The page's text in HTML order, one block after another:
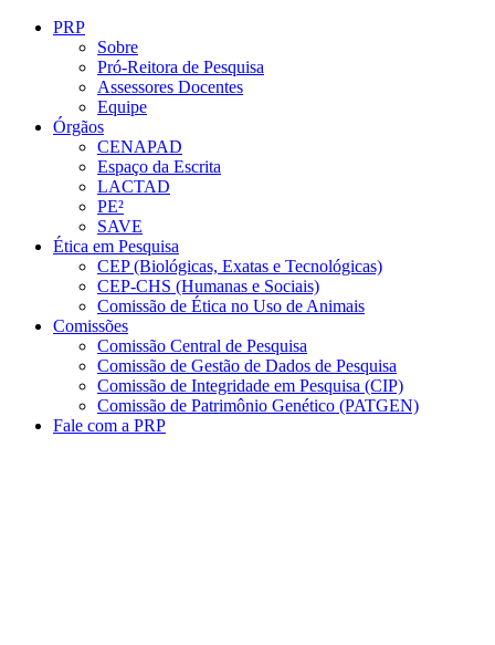
Conteúdo principal
PRP
Sobre
Pró-Reitora de Pesquisa
Assessores Docentes
Equipe
Órgãos
CENAPAD
Espaço da Escrita
LACTAD
PE²
SAVE
Ética em Pesquisa
CEP (Biológicas, Exatas e Tecnológicas)
CEP-CHS (Humanas e Sociais)
Comissão de Ética no Uso de Animais
Comissões
Comissão Central de Pesquisa
Comissão de Gestão de Dados de Pesquisa
Comissão de Integridade em Pesquisa (CIP)
Comissão de Patrimônio Genético (PATGEN)
Fale com a PRP